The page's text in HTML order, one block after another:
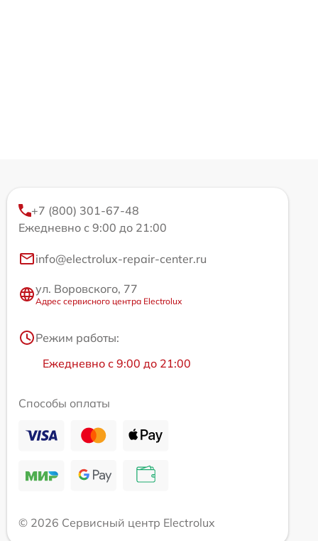
+7 (800) 301-67-48
Ежедневно с 9:00 до 21:00
info@electrolux-repair-center.ru
ул. Воровского, 77
Адрес сервисного центра Electrolux
Режим работы:
Ежедневно с 9:00 до 21:00
Способы оплаты
© 2026 Сервисный центр Electrolux